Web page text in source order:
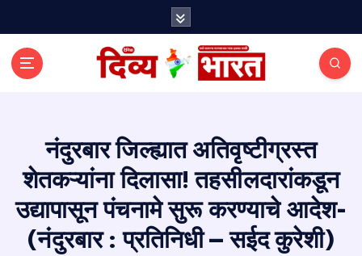
नंदुरबार जिल्ह्यात अतिवृष्टीग्रस्त
शेतकऱ्यांना दिलासा! तहसीलदारांकडून
उद्यापासून पंचनामे सुरू करण्याचे आदेश-
(नंदुरबार : प्रतिनिधी – सईद कुरेशी)